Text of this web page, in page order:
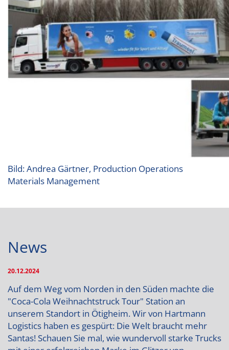
Bild: Andrea Gärtner, Production Operations
Materials Management
News
20.12.2024
Auf dem Weg vom Norden in den Süden machte die
"Coca-Cola Weihnachtstruck Tour" Station an
unserem Standort in Ötigheim. Wir von Hartmann
Logistics haben es gespürt: Die Welt braucht mehr
Santas! Schauen Sie mal, wie wundervoll starke Trucks